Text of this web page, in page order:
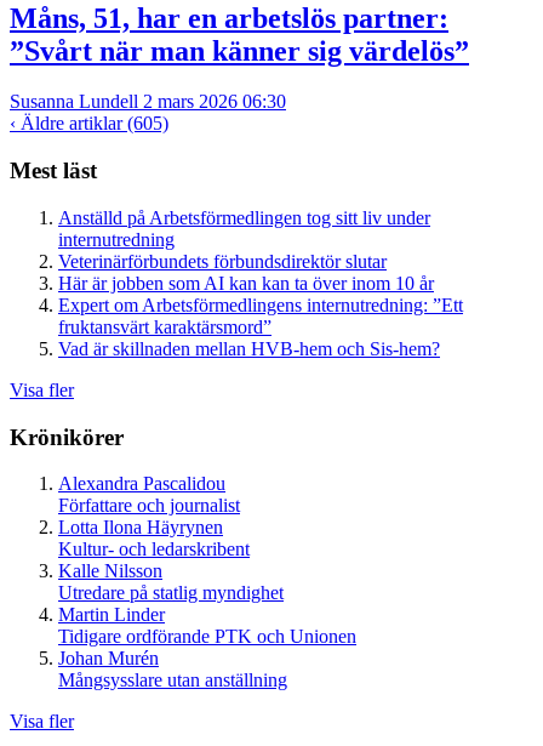
Måns, 51, har en arbetslös partner:
”Svårt när man känner sig värdelös”
Susanna Lundell 2 mars 2026 06:30
‹ Äldre artiklar (605)
Mest läst
Anställd på Arbetsförmedlingen tog sitt liv under
internutredning
Veterinärförbundets förbundsdirektör slutar
Här är jobben som AI kan kan ta över inom 10 år
Expert om Arbetsförmedlingens internutredning: ”Ett
fruktansvärt karaktärsmord”
Vad är skillnaden mellan HVB-hem och Sis-hem?
Visa fler
Krönikörer
Alexandra Pascalidou
Författare och journalist
Lotta Ilona Häyrynen
Kultur- och ledarskribent
Kalle Nilsson
Utredare på statlig myndighet
Martin Linder
Tidigare ordförande PTK och Unionen
Johan Murén
Mångsysslare utan anställning
Visa fler